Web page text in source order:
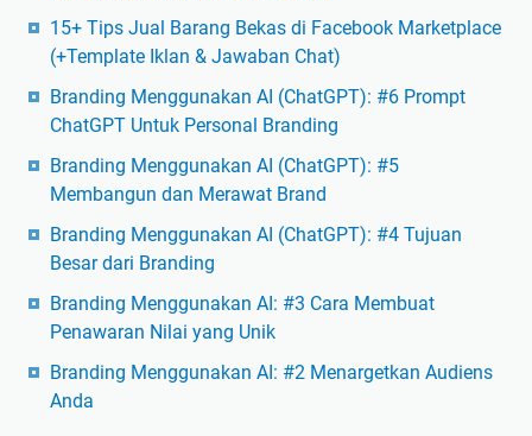
15+ Tips Jual Barang Bekas di Facebook Marketplace
(+Template Iklan & Jawaban Chat)
Branding Menggunakan AI (ChatGPT): #6 Prompt
ChatGPT Untuk Personal Branding
Branding Menggunakan AI (ChatGPT): #5
Membangun dan Merawat Brand
Branding Menggunakan AI (ChatGPT): #4 Tujuan
Besar dari Branding
Branding Menggunakan AI: #3 Cara Membuat
Penawaran Nilai yang Unik
Branding Menggunakan AI: #2 Menargetkan Audiens
Anda